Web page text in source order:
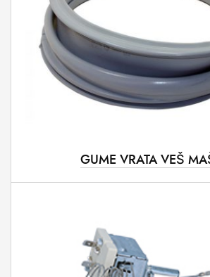
GUME VRATA VEŠ